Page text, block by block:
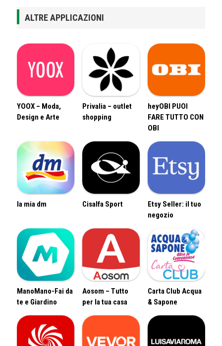
ALTRE APPLICAZIONI
YOOX – Moda,
Design e Arte
Privalia – outlet
shopping
heyOBI PUOI
FARE TUTTO CON
OBI
la mia dm Cisalfa Sport
Etsy Seller: il tuo
negozio
ManoMano-Fai da
te e Giardino
Aosom – Tutto
per la tua casa
Carta Club Acqua
& Sapone